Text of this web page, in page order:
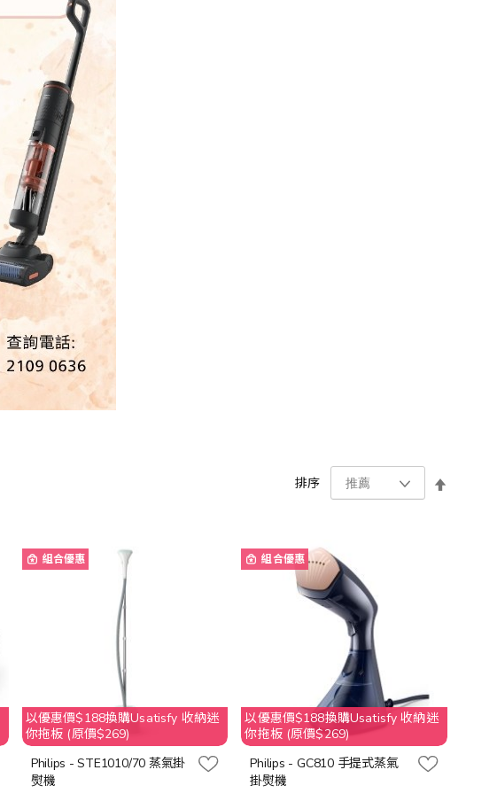
排序
組合優惠
以優惠價$188換購Usatisfy 收納迷
你拖板 (原價$269)
Philips - STE1010/70 蒸氣掛
熨機
組合優惠
以優惠價$188換購Usatisfy 收納迷
你拖板 (原價$269)
Philips - GC810 手提式蒸氣
掛熨機